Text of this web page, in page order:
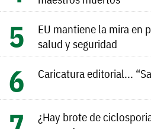
EU mantiene la mira en
salud y seguridad
Caricatura editorial...
¿Hay brote de